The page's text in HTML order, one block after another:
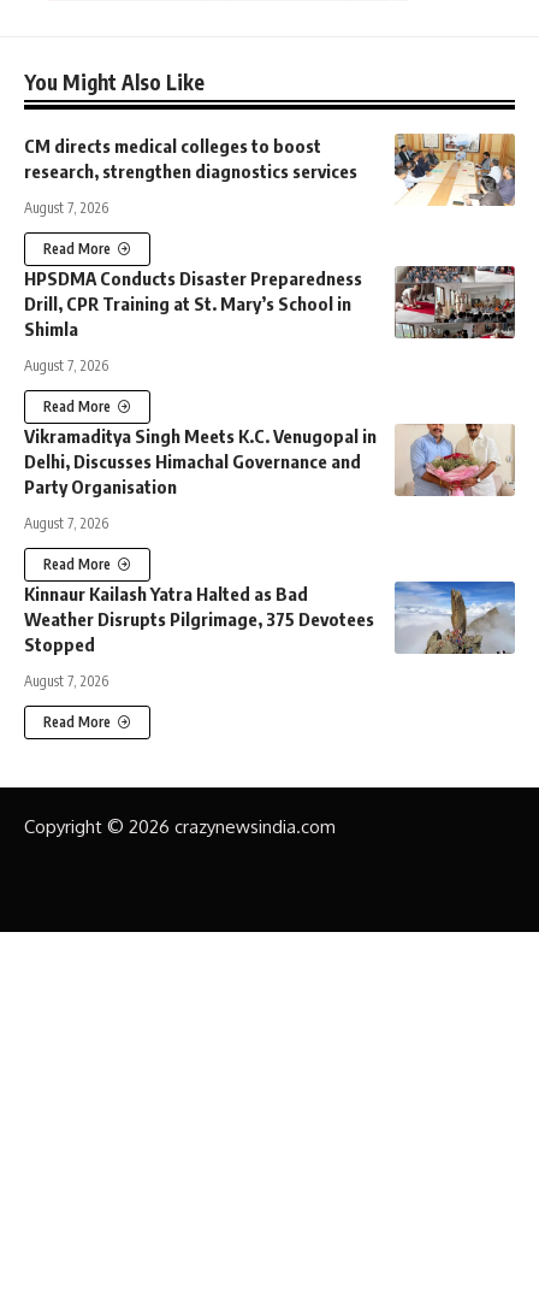
You Might Also Like
CM directs medical colleges to boost
research, strengthen diagnostics services
August 7, 2026
Read More
HPSDMA Conducts Disaster Preparedness
Drill, CPR Training at St. Mary’s School in
Shimla
August 7, 2026
Read More
Vikramaditya Singh Meets K.C. Venugopal in
Delhi, Discusses Himachal Governance and
Party Organisation
August 7, 2026
Read More
Kinnaur Kailash Yatra Halted as Bad
Weather Disrupts Pilgrimage, 375 Devotees
Stopped
August 7, 2026
Read More
Copyright © 2026 crazynewsindia.com